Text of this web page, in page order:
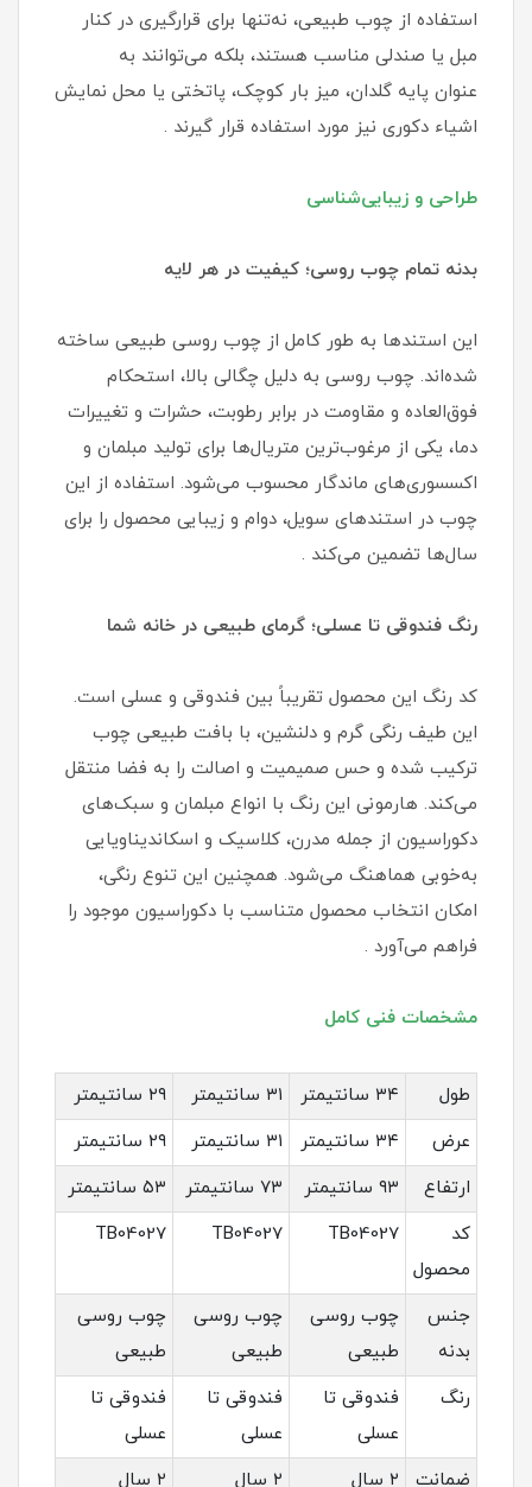
استفاده از چوب طبیعی، نه‌تنها برای قرارگیری در کنار
مبل یا صندلی مناسب هستند، بلکه می‌توانند به
عنوان پایه گلدان، میز بار کوچک، پاتختی یا محل نمایش
اشیاء دکوری نیز مورد استفاده قرار گیرند .
طراحی و زیبایی‌شناسی
بدنه تمام چوب روسی؛ کیفیت در هر لایه
این استندها به طور کامل از چوب روسی طبیعی ساخته
شده‌اند. چوب روسی به دلیل چگالی بالا، استحکام
فوق‌العاده و مقاومت در برابر رطوبت، حشرات و تغییرات
دما، یکی از مرغوب‌ترین متریال‌ها برای تولید مبلمان و
اکسسوری‌های ماندگار محسوب می‌شود. استفاده از این
چوب در استندهای سویل، دوام و زیبایی محصول را برای
سال‌ها تضمین می‌کند .
رنگ فندوقی تا عسلی؛ گرمای طبیعی در خانه شما
کد رنگ این محصول تقریباً بین فندوقی و عسلی است.
این طیف رنگی گرم و دلنشین، با بافت طبیعی چوب
ترکیب شده و حس صمیمیت و اصالت را به فضا منتقل
می‌کند. هارمونی این رنگ با انواع مبلمان و سبک‌های
دکوراسیون از جمله مدرن، کلاسیک و اسکاندیناویایی
به‌خوبی هماهنگ می‌شود. همچنین این تنوع رنگی،
امکان انتخاب محصول متناسب با دکوراسیون موجود را
فراهم می‌آورد .
مشخصات فنی کامل
طول ۳۴ سانتیمتر ۳۱ سانتیمتر
۲۹ سانتیمتر
عرض
۳۴ سانتیمتر ۳۱ سانتیمتر
۲۹ سانتیمتر
ارتفاع
۹۳ سانتیمتر ۷۳ سانتیمتر
۵۳ سانتیمتر
کد
محصول
TB04027
TB04027
TB04027
جنس
بدنه
چوب روسی
طبیعی
چوب روسی
طبیعی
چوب روسی
طبیعی
رنگ
فندوقی تا
عسلی
فندوقی تا
عسلی
فندوقی تا
عسلی
ضمانت
۲ سال ۲ سال ۲ سال